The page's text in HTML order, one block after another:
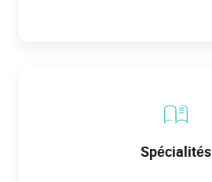
Spécialités